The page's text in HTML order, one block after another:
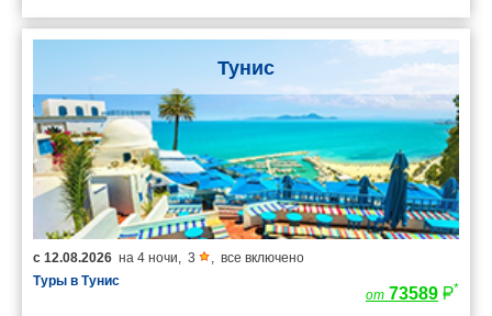
Тунис
с 12.08.2026 на 4 ночи, 3 , все включено
Туры в Тунис
от 73589 *